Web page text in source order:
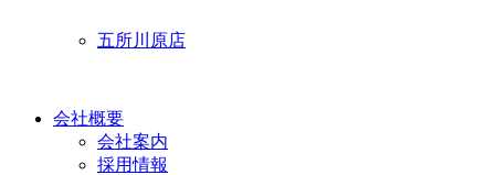
五所川原店
会社概要
会社案内
採用情報